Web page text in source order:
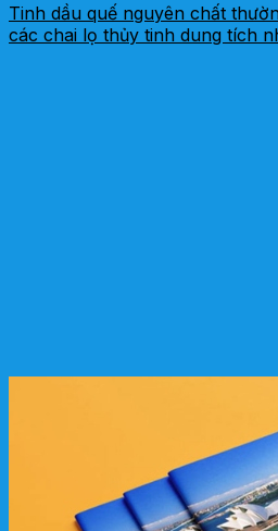
Tinh dầu quế nguyên chất
các chai lọ thủy tinh dung tích